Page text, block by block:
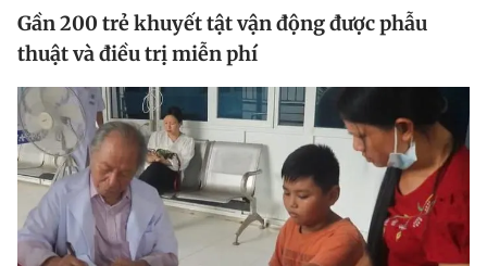
Gần 200 trẻ khuyết tật vận động được phẫu
thuật và điều trị miễn phí